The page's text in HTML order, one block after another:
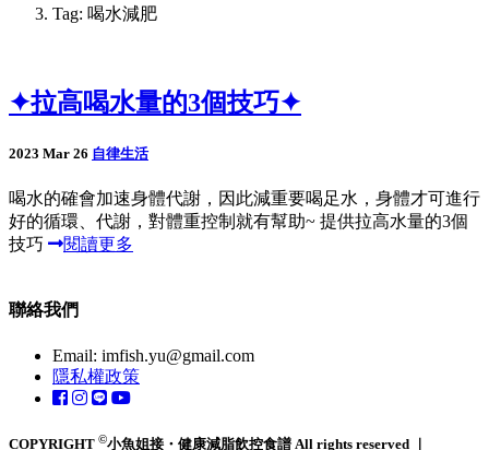
Tag: 喝水減肥
✦拉高喝水量的3個技巧✦
2023 Mar 26 自律生活
喝水的確會加速身體代謝，因此減重要喝足水，身體才可進行
好的循環、代謝，對體重控制就有幫助~ 提供拉高水量的3個
技巧
閱讀更多
聯絡我們
Email: imfish.yu@gmail.com
隱私權政策
COPYRIGHT ©小魚姐接・健康減脂飲控食譜 All rights reserved ｜